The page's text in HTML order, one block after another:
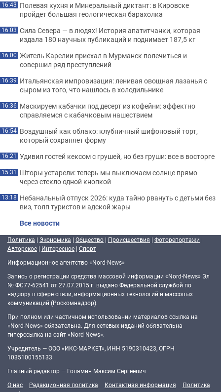
16:43 Полевая кухня и Минеральный диктант: в Кировске
пройдет большая геологическая барахолка
16:03 Сила Севера — в людях! История апатитчанки, которая
издала 180 научных публикаций и поднимает 187,5 кг
16:00 Житель Карелии приехал в Мурманск полечиться и
совершил ряд преступлений
16:39 Итальянская импровизация: ленивая овощная лазанья с
сыром из того, что нашлось в холодильнике
16:36 Маскируем кабачки под десерт из кофейни: эффектно
справляемся с кабачковым нашествием
16:54 Воздушный как облако: клубничный шифоновый торт,
который сохраняет форму
16:21 Удивил гостей кексом с грушей, но без груши: все в восторге
15:31 Шторы устарели: теперь мы выключаем солнце прямо
через стекло одной кнопкой
13:18 Небанальный отпуск 2026: куда тайно рвануть с детьми без
виз, толп туристов и адской жары
Все новости
Политика | Экономика | Общество | Происшествия | Фоторепортажи |
Авторское | Интересное | Спорт
Информационное агентство «Nord-News»
Запись о регистрации средства массовой информации «Nord-News» Эл
№ ФС77-62541 от 27.07.2015 г. выдано Федеральной службой по
надзору в сфере связи, информационных технологий и массовых
коммуникаций (Роскомнадзор).
При полном или частичном использовании материалов ссылка на
«Nord-News» обязательна. Для сетевых изданий обязательна
гиперссылка на сайт «Nord-News».
Учредитель — ООО «ИКС-МАРКЕТ», ИНН 5190310423, ОГРН
1035100155133
Главный редактор — Голямин Максим Сергеевич
О нас
Редакционная политика Контактная информация
Политика